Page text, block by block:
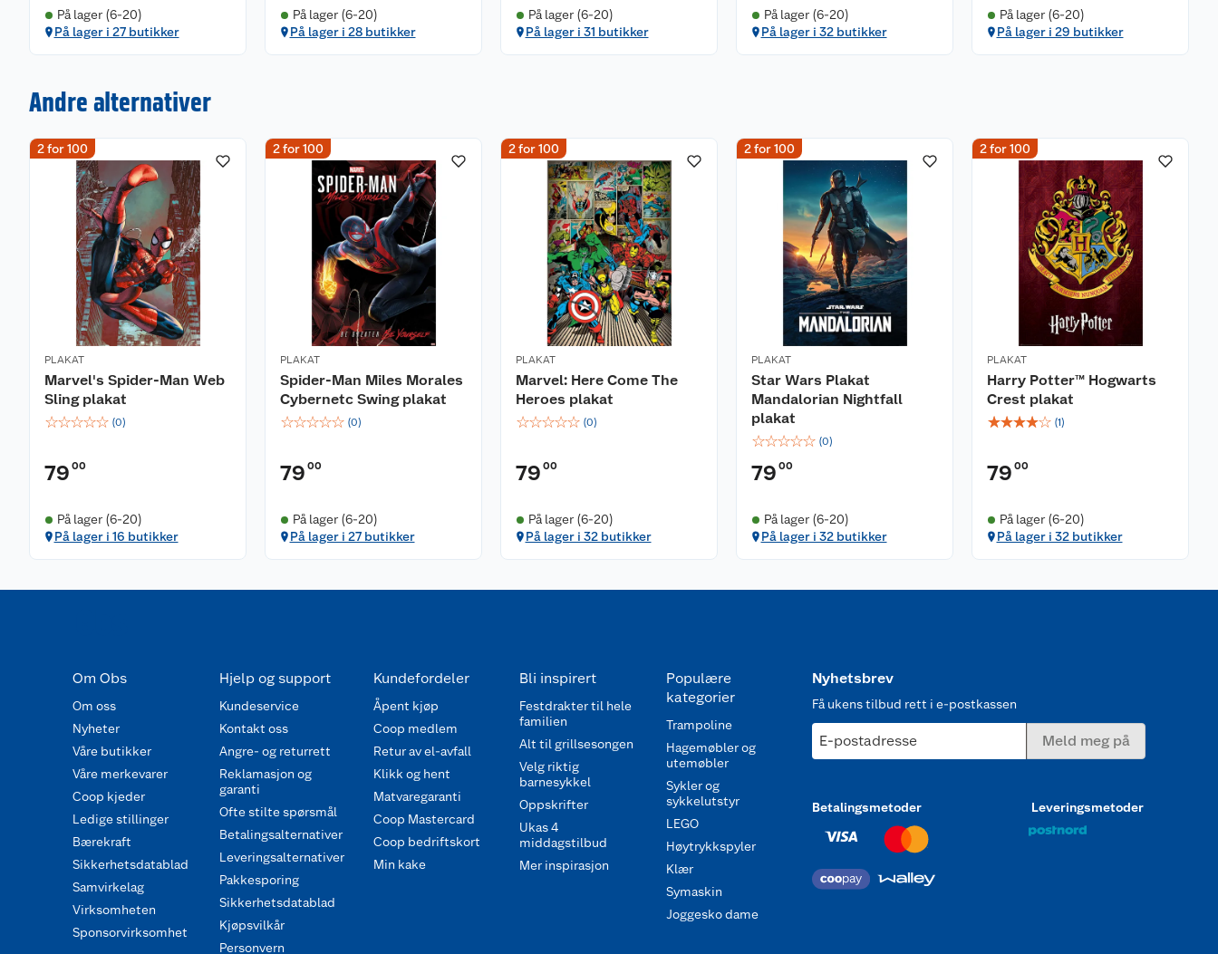
På lager (6-20)
På lager i 27 butikker
På lager (6-20)
På lager i 28 butikker
På lager (6-20)
På lager i 31 butikker
På lager (6-20)
På lager i 32 butikker
På lager (6-20)
På lager i 29 butikker
Andre alternativer
2 for 100
PLAKAT
Marvel's Spider-Man Web
Sling plakat
☆☆☆☆☆ (0)
79 00
På lager (6-20)
På lager i 16 butikker
2 for 100
PLAKAT
Spider-Man Miles Morales
Cybernetc Swing plakat
☆☆☆☆☆ (0)
79 00
På lager (6-20)
På lager i 27 butikker
2 for 100
PLAKAT
Marvel: Here Come The
Heroes plakat
☆☆☆☆☆ (0)
79 00
På lager (6-20)
På lager i 32 butikker
2 for 100
PLAKAT
Star Wars Plakat
Mandalorian Nightfall
plakat
☆☆☆☆☆ (0)
79 00
På lager (6-20)
På lager i 32 butikker
2 for 100
PLAKAT
Harry Potter™ Hogwarts
Crest plakat
☆☆☆☆☆ (1)
79 00
På lager (6-20)
På lager i 32 butikker
Om Obs
Om oss
Nyheter
Våre butikker
Våre merkevarer
Coop kjeder
Ledige stillinger
Bærekraft
Sikkerhetsdatablad
Samvirkelag
Virksomheten
Sponsorvirksomhet
Hjelp og support
Kundeservice
Kontakt oss
Angre- og returrett
Reklamasjon og
garanti
Ofte stilte spørsmål
Betalingsalternativer
Leveringsalternativer
Pakkesporing
Sikkerhetsdatablad
Kjøpsvilkår
Personvern
Kundefordeler
Åpent kjøp
Coop medlem
Retur av el-avfall
Klikk og hent
Matvaregaranti
Coop Mastercard
Coop bedriftskort
Min kake
Bli inspirert
Festdrakter til hele
familien
Alt til grillsesongen
Velg riktig
barnesykkel
Oppskrifter
Ukas 4
middagstilbud
Mer inspirasjon
Populære
kategorier
Trampoline
Hagemøbler og
utemøbler
Sykler og
sykkelutstyr
LEGO
Høytrykkspyler
Klær
Symaskin
Joggesko dame
Nyhetsbrev
Få ukens tilbud rett i e-postkassen
E-postadresse Meld meg på
Betalingsmetoder Leveringsmetoder